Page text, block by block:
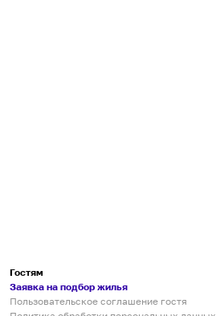
Гостям
Заявка на подбор жилья
Пользовательское соглашение гостя